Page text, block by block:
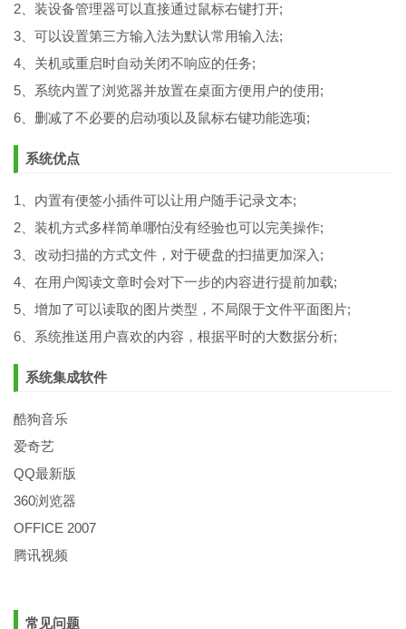
2、装设备管理器可以直接通过鼠标右键打开;
3、可以设置第三方输入法为默认常用输入法;
4、关机或重启时自动关闭不响应的任务;
5、系统内置了浏览器并放置在桌面方便用户的使用;
6、删减了不必要的启动项以及鼠标右键功能选项;
系统优点
1、内置有便签小插件可以让用户随手记录文本;
2、装机方式多样简单哪怕没有经验也可以完美操作;
3、改动扫描的方式文件，对于硬盘的扫描更加深入;
4、在用户阅读文章时会对下一步的内容进行提前加载;
5、增加了可以读取的图片类型，不局限于文件平面图片;
6、系统推送用户喜欢的内容，根据平时的大数据分析;
系统集成软件
酷狗音乐
爱奇艺
QQ最新版
360浏览器
OFFICE 2007
腾讯视频
常见问题